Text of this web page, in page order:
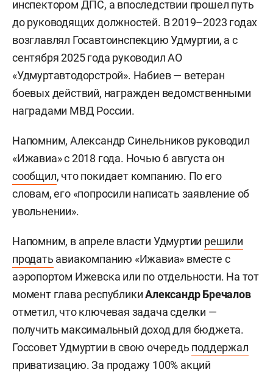
инспектором ДПС, а впоследствии прошел путь
до руководящих должностей. В 2019–2023 годах
возглавлял Госавтоинспекцию Удмуртии, а с
сентября 2025 года руководил АО
«Удмуртавтодорстрой». Набиев — ветеран
боевых действий, награжден ведомственными
наградами МВД России.
Напомним, Александр Синельников руководил
«Ижавиа» с 2018 года. Ночью 6 августа он
сообщил, что покидает компанию. По его
словам, его «попросили написать заявление об
увольнении».
Напомним, в апреле власти Удмуртии решили
продать авиакомпанию «Ижавиа» вместе с
аэропортом Ижевска или по отдельности. На тот
момент глава республикиАлександр Бречалов
отметил, что ключевая задача сделки —
получить максимальный доход для бюджета.
Госсовет Удмуртии в свою очередь поддержал
приватизацию. За продажу 100% акций